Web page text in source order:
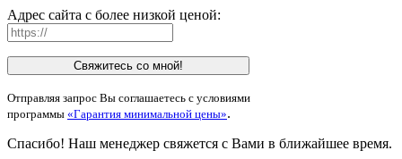
Адрес сайта с более низкой ценой:
Свяжитесь со мной!
Отправляя запрос Вы соглашаетесь с условиями
программы «Гарантия минимальной цены».
Спасибо! Наш менеджер свяжется с Вами в ближайшее время.